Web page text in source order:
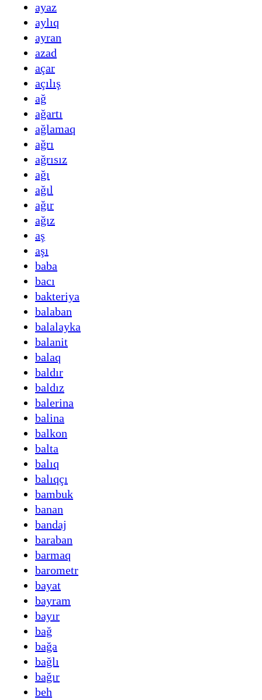
ayaz
aylıq
ayran
azad
açar
açılış
ağ
ağartı
ağlamaq
ağrı
ağrısız
ağı
ağıl
ağır
ağız
aş
aşı
baba
bacı
bakteriya
balaban
balalayka
balanit
balaq
baldır
baldız
balerina
balina
balkon
balta
balıq
balıqçı
bambuk
banan
bandaj
baraban
barmaq
barometr
bayat
bayram
bayır
bağ
bağa
bağlı
bağır
beh